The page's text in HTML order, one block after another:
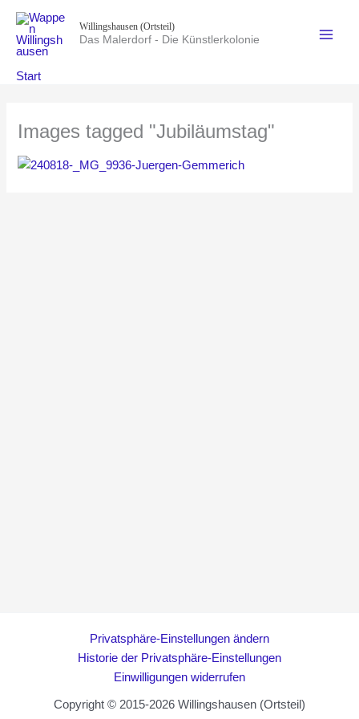
Inhalt
springen
Willingshausen (Ortsteil)
Das Malerdorf - Die Künstlerkolonie
Start
Images tagged "Jubiläumstag"
Privatsphäre-Einstellungen ändern
Historie der Privatsphäre-Einstellungen
Einwilligungen widerrufen
Copyright © 2015-2026 Willingshausen (Ortsteil)